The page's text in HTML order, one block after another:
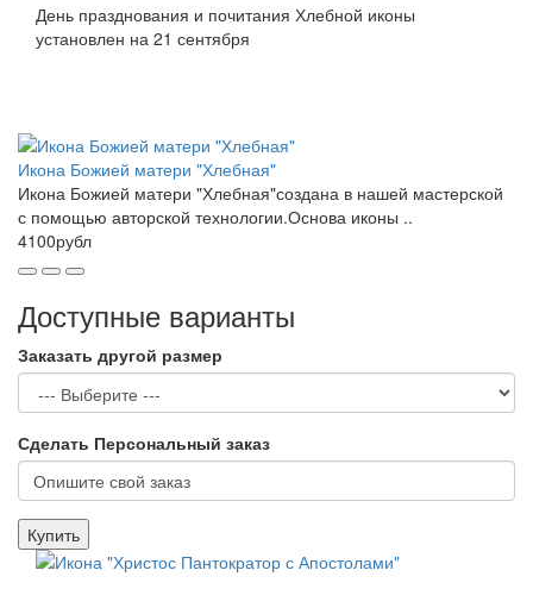
День празднования и почитания Хлебной иконы
установлен на 21 сентября
Икона Божией матери "Хлебная"
Икона Божией матери "Хлебная"создана в нашей мастерской
с помощью авторской технологии.Основа иконы ..
4100рубл
Доступные варианты
Заказать другой размер
Сделать Персональный заказ
Купить